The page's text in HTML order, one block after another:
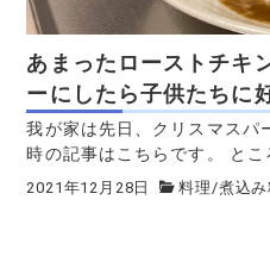
あまったローストチキ
ーにしたら子供たちに
我が家は先日、クリスマスパ
時の記事はこちらです。 とこ
2021年12月28日 料理 /煮込み